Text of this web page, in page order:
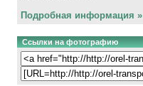
Подробная информация »
Ссылки на фотографию